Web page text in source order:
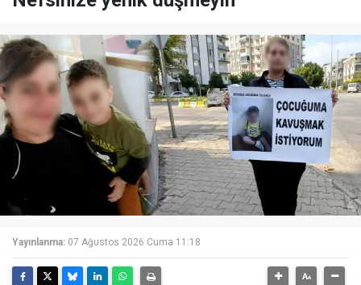
Yayınlanma: 07 Ağustos 2026 Cuma 11:18